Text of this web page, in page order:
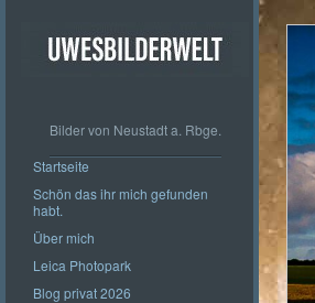
Bilder von Neustadt a. Rbge.
Startseite
Schön das ihr mich gefunden
habt.
Über mich
Leica Photopark
Blog privat 2026